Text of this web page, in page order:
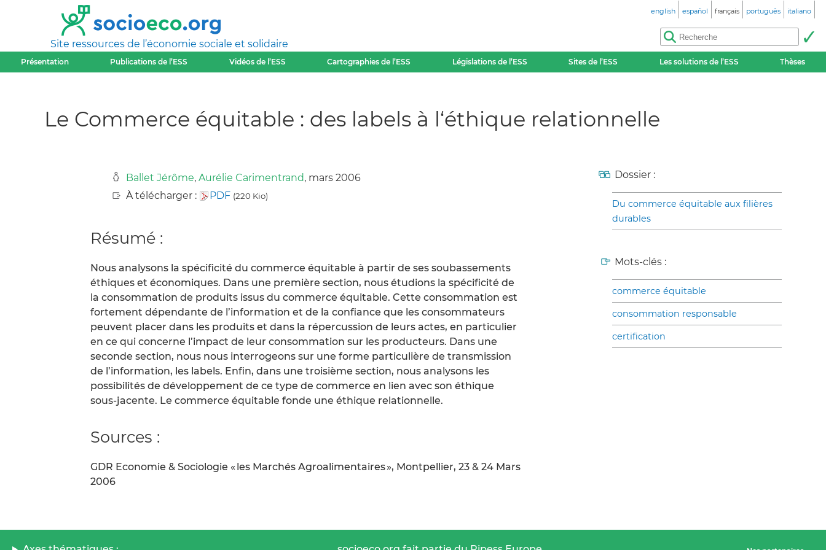
Site ressources de l’économie sociale et solidaire
english español français português italiano
Présentation Publications de l’ESS Vidéos de l’ESS Cartographies de l’ESS Législations de l’ESS Sites de l’ESS Les solutions de l’ESS Thèses
Le Commerce équitable : des labels à l‘éthique relationnelle
Ballet Jérôme, Aurélie Carimentrand, mars 2006
À télécharger :
PDF (220 Kio)
Résumé :
Nous analysons la spécificité du commerce équitable à partir de ses soubassements
éthiques et économiques. Dans une première section, nous étudions la spécificité de
la consommation de produits issus du commerce équitable. Cette consommation est
fortement dépendante de l’information et de la confiance que les consommateurs
peuvent placer dans les produits et dans la répercussion de leurs actes, en particulier
en ce qui concerne l’impact de leur consommation sur les producteurs. Dans une
seconde section, nous nous interrogeons sur une forme particulière de transmission
de l’information, les labels. Enfin, dans une troisième section, nous analysons les
possibilités de développement de ce type de commerce en lien avec son éthique
sous-jacente. Le commerce équitable fonde une éthique relationnelle.
Sources :
GDR Economie & Sociologie « les Marchés Agroalimentaires », Montpellier, 23 & 24 Mars
2006
Dossier :
Du commerce équitable aux filières
durables
Mots-clés :
commerce équitable
consommation responsable
certification